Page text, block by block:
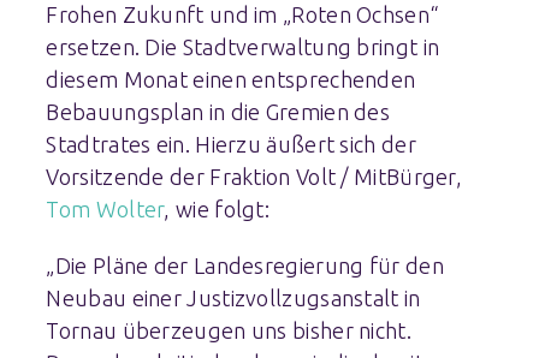
Frohen Zukunft und im „Roten Ochsen“
ersetzen. Die Stadtverwaltung bringt in
diesem Monat einen entsprechenden
Bebauungsplan in die Gremien des
Stadtrates ein. Hierzu äußert sich der
Vorsitzende der Fraktion Volt / MitBürger,
Tom Wolter, wie folgt:
„Die Pläne der Landesregierung für den
Neubau einer Justizvollzugsanstalt in
Tornau überzeugen uns bisher nicht.